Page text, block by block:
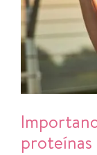
proteínas